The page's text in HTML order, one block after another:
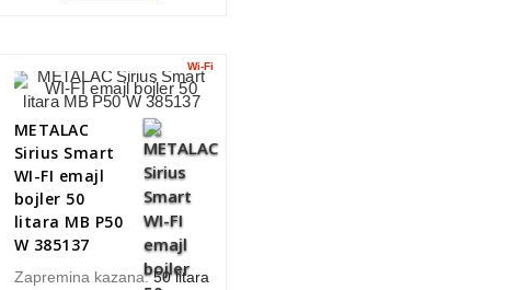
Wi-Fi
METALAC
Sirius Smart
WI-FI emajl
bojler 50
litara MB P50
W 385137
Zapremina kazana:50 litara